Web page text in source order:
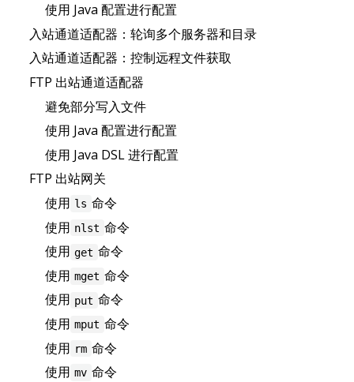
使用 Java 配置进行配置
入站通道适配器：轮询多个服务器和目录
入站通道适配器：控制远程文件获取
FTP 出站通道适配器
避免部分写入文件
使用 Java 配置进行配置
使用 Java DSL 进行配置
FTP 出站网关
使用 ls 命令
使用 nlst 命令
使用 get 命令
使用 mget 命令
使用 put 命令
使用 mput 命令
使用 rm 命令
使用 mv 命令